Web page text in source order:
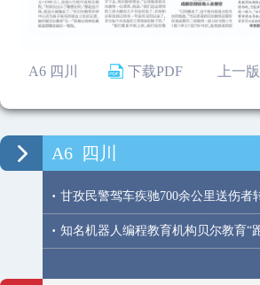
A6 四川 下载PDF 上一
A6 四川
· 甘孜民警驾车疾驰700余公里送伤者
· 知名机器人编程教育机构贝尔教育“